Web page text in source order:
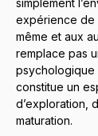
simplement
expérience de
même et aux
remplace pas
psychologique
constitue un
d’exploration,
maturation.